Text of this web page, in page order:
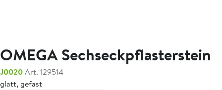
OMEGA Sechseckpflasterstein
J0020Art. 129514
glatt, gefast